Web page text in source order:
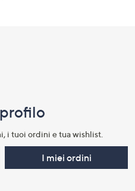
i tuoi ordini e tua wishlist.​
I miei ordini